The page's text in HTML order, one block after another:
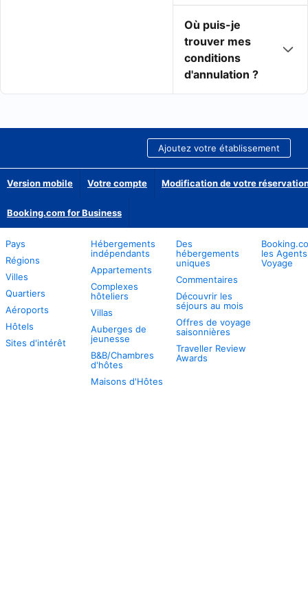
Où puis-je
trouver mes
conditions
d'annulation ?
Ajoutez votre établissement
Version mobile Votre compte Modification de votre
Booking.com for Business
Pays
Régions
Villes
Quartiers
Aéroports
Hôtels
Sites d'intérêt
Hébergements
indépendants
Appartements
Complexes
hôteliers
Villas
Auberges de
jeunesse
B&B/Chambres
d'hôtes
Maisons d'Hôtes
Des
hébergements
uniques
Commentaires
Découvrir les
séjours au mois
Offres de voyage
saisonnières
Traveller Review
Awards
les
Voyage